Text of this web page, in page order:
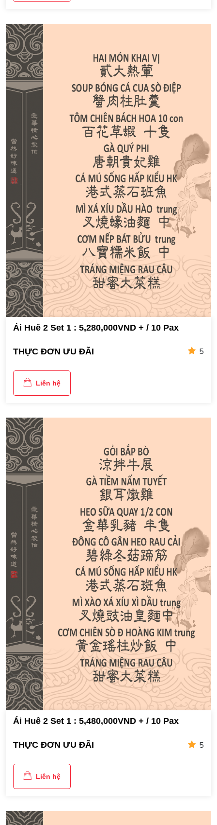
Ái Huê 2 Set 1 : 5,280,000VND + / 10 Pax
THỰC ĐƠN ƯU ĐÃI 5
Liên hệ
Ái Huê 2 Set 1 : 5,480,000VND + / 10 Pax
THỰC ĐƠN ƯU ĐÃI 5
Liên hệ